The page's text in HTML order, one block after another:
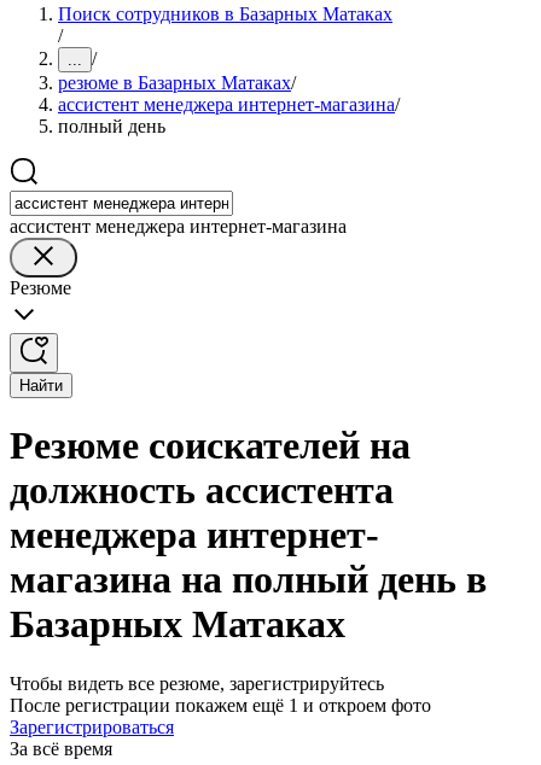
Поиск сотрудников в Базарных Матаках
/
... /
резюме в Базарных Матаках/
ассистент менеджера интернет-магазина/
полный день
ассистент менеджера интернет-магазина
Резюме
Найти
Резюме соискателей на
должность ассистента
менеджера интернет-
магазина на полный день в
Базарных Матаках
Чтобы видеть все резюме, зарегистрируйтесь
После регистрации покажем ещё 1 и откроем фото
Зарегистрироваться
За всё время